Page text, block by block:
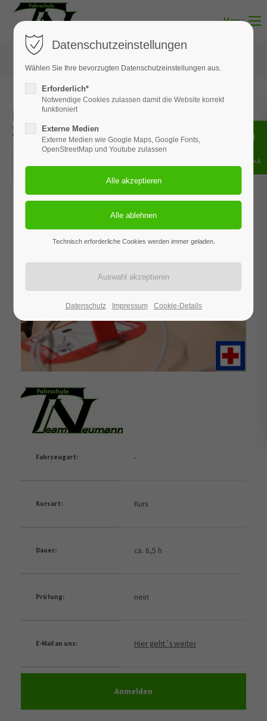
Menu
Erste-Hilfe-Kurs | 20. September
2025
20.09.2025, 08:00
Fahrzeugart: -
Kursart: Kurs
Dauer: ca. 6,5 h
Prüfung: nein
E-Mail an uns: Hier geht´s weiter
Anmelden
Datenschutzeinstellungen
Wählen Sie Ihre bevorzugten Datenschutzeinstellungen aus.
Erforderlich*
Notwendige Cookies zulassen damit die Website korrekt
funktioniert
Externe Medien
Externe Medien wie Google Maps, Google Fonts,
OpenStreetMap und Youtube zulassen
Technisch erforderliche Cookies werden immer geladen.
Datenschutz Impressum Cookie-Details
Shift+Alt+A